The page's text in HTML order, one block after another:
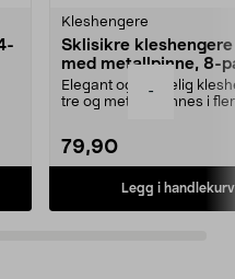
-
Kleshengere
Sklisikre
med metallpinne, 8-
Elegant og skikkelig
tre og metall – finnes i
79,90
Legg i handlekurv